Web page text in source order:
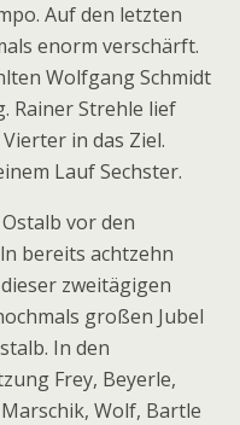
Auf den letzten
enorm verschärft.
Wolfgang Schmidt
Rainer Strehle lief
in das Ziel.
Lauf Sechster.
vor den
bereits achtzehn
zweitägigen
großen Jubel
In den
Frey, Beyerle,
Wolf, Bartle